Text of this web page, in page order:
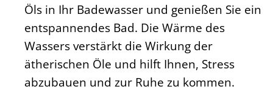
Öls in Ihr Badewasser und genießen Sie ein
entspannendes Bad. Die Wärme des
Wassers verstärkt die Wirkung der
ätherischen Öle und hilft Ihnen, Stress
abzubauen und zur Ruhe zu kommen.